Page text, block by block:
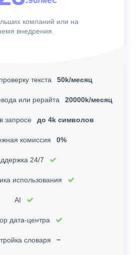
компаний или на
внедрения.
текста 50k/месяц
или рерайта 20000k/месяц
запросе до 4k символов
комиссия 0%
24/7
использования
AI
дата-центра
словаря −